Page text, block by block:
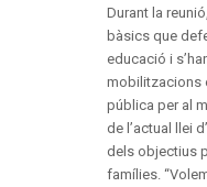
Durant la
bàsics que
educació i
mobilitzacions
pública per al
de l’actual llei
dels objectius
famílies.